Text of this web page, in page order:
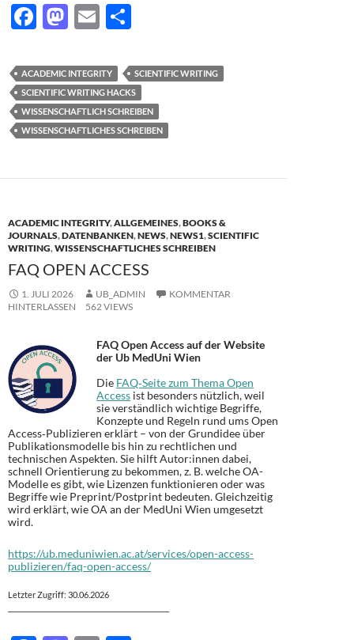
F
e
b
o
o
M
to
d
o
n
E
ail le
n
ACADEMIC INTEGRITY
SCIENTIFIC WRITING
SCIENTIFIC WRITING HACKS
WISSENSCHAFTLICH SCHREIBEN
WISSENSCHAFTLICHES SCHREIBEN
ACADEMIC INTEGRITY,ALLGEMEINES,BOOKS &
JOURNALS,DATENBANKEN,NEWS,NEWS1,SCIENTIFIC
WRITING,WISSENSCHAFTLICHES SCHREIBEN
FAQ OPEN ACCESS
1. JULI 2026 UB_ADMIN
KOMMENTAR
HINTERLASSEN
562 VIEWS
FAQ Open Access auf der Website
der Ub MedUni Wien
Die FAQ‐Seite zum Thema Open
Access ist besonders nützlich, weil
sie verständlich wichtige Begriffe,
Konzepte und Regeln rund ums Open
Access‐Publizieren erklärt – von der Grundidee über
Publikationsmodelle bis hin zu rechtlichen und
technischen Aspekten. Sie hilft Autor:innen dabei,
schnell Orientierung zu bekommen, z. B. welche OA-
Modelle es gibt, wie Lizenzen funktionieren oder was
Begriffe wie Preprint/Postprint bedeuten. Gleichzeitig
wird erklärt, wie OA an der MedUni Wien umgesetzt
wird.
https://ub.meduniwien.ac.at/services/open-access-
publizieren/faq-open-access/
Letzter Zugriff: 30.06.2026